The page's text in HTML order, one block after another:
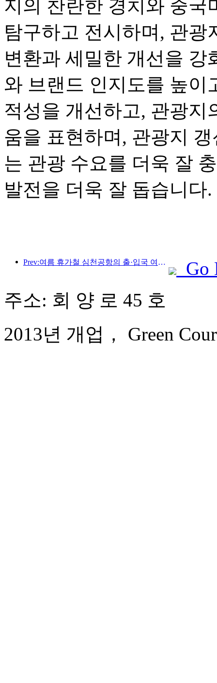
지의 찬란한 경치와 중국
탐구하고 전시하며, 관
변환과 세밀한 개선을
와 브랜드 인지도를 높이
적성을 개선하고, 관광지
움을 표현하며, 관광지
는 관광 수요를 더욱 잘
발전을 더욱 잘 돕습니다.
Prev:여름 휴가철 심천공항의 출·입국 여객이 급증하고, 많은 외국 항공사들이 중국 노선을 확대하고 있습니다.
Go
주소: 회 양 로 45 호
2013년 개업， Green